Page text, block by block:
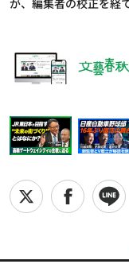
が、編集者の校正を経